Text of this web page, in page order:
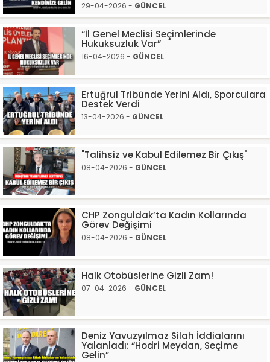
29-04-2026 - GÜNCEL
“İl Genel Meclisi Seçimlerinde
Hukuksuzluk Var”
16-04-2026 - GÜNCEL
Ertuğrul Tribünde Yerini Aldı, Sporculara
Destek Verdi
13-04-2026 - GÜNCEL
"Talihsiz ve Kabul Edilemez Bir Çıkış"
08-04-2026 - GÜNCEL
CHP Zonguldak’ta Kadın Kollarında
Görev Değişimi
08-04-2026 - GÜNCEL
Halk Otobüslerine Gizli Zam!
07-04-2026 - GÜNCEL
Deniz Yavuzyılmaz Silah İddialarını
Yalanladı: “Hodri Meydan, Seçime
Gelin”